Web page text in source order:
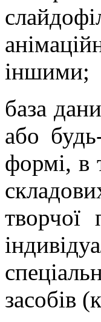
іншими;
база
або
формі, в
творчої
засобів